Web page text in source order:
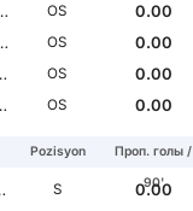
OS
0.00
OS
0.00
OS
0.00
OS 0.00
Pozisyon
Проп. голы /
90'
S
0.00